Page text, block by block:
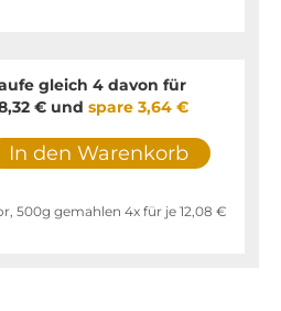
gleich 4 davon für
€und spare 3,64 €
In den Warenkorb
500g gemahlen 4x für je 12,08 €